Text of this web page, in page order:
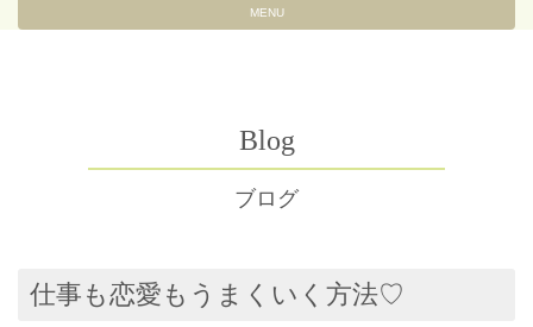
MENU
Blog
ブログ
仕事も恋愛もうまくいく方法♡